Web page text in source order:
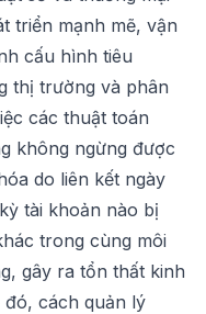
triển mạnh mẽ, vận
cấu hình tiêu
thị trường và phân
các thuật toán
không ngừng được
do liên kết ngày
tài khoản nào bị
trong cùng môi
gây ra tổn thất kinh
cách quản lý